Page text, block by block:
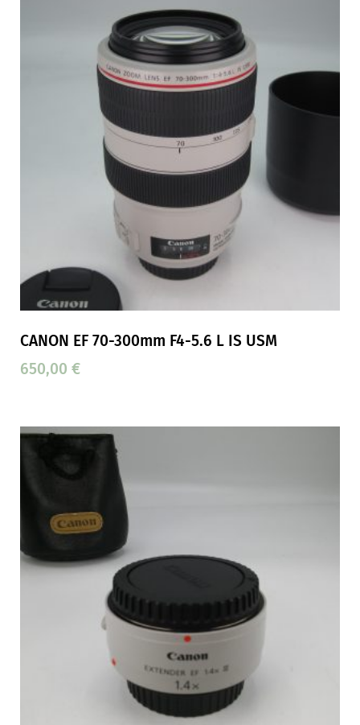
CANON EF 70-300mm F4-5.6 L IS USM
650,00 €